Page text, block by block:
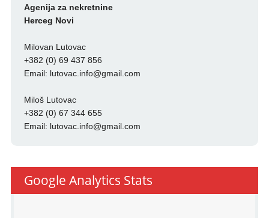
Agenija za nekretnine
Herceg Novi
Milovan Lutovac
+382 (0) 69 437 856
Email: lutovac.info@gmail.com
Miloš Lutovac
+382 (0) 67 344 655
Email: lutovac.info@gmail.com
Google Analytics Stats